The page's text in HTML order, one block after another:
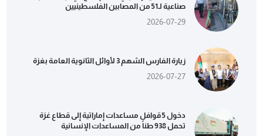
صناعية لـ51 من المصابين الفلسطينيين
2026-07-29
زيارة الفارس الشهم 3 لأوائل الثانوية العامة بغزة
2026-07-27
دخول 5 قوافل مساعدات إماراتية إلى قطاع غزة
تحمل 938 طناً من المساعدات الإنسانية